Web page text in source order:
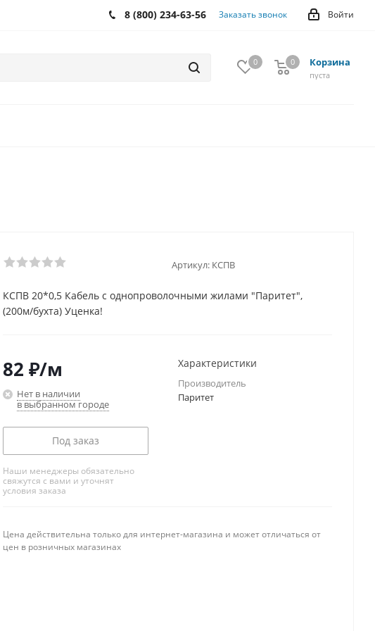
Войти
8 (800) 234-63-56 Заказать звонок
0 Корзина
0
пуста
0
Артикул: КСПВ
КСПВ 20*0,5 Кабель с однопроволочными жилами "Паритет",
(200м/бухта) Уценка!
82 ₽/м
Нет в наличии
в выбранном городе
Под заказ
Наши менеджеры обязательно
свяжутся с вами и уточнят
условия заказа
Характеристики
Производитель
Паритет
Цена действительна только для интернет-магазина и может отличаться от
цен в розничных магазинах